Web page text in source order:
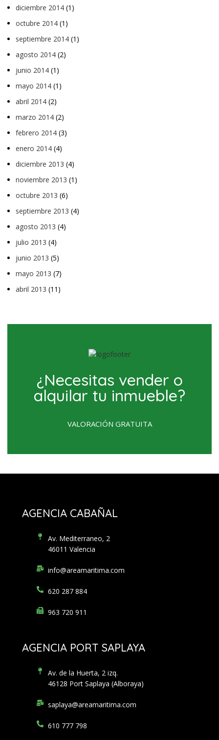
diciembre 2014 (1)
octubre 2014 (1)
septiembre 2014 (1)
agosto 2014 (2)
junio 2014 (1)
mayo 2014 (1)
abril 2014 (2)
marzo 2014 (2)
febrero 2014 (3)
enero 2014 (4)
diciembre 2013 (4)
noviembre 2013 (1)
octubre 2013 (6)
septiembre 2013 (4)
agosto 2013 (4)
julio 2013 (4)
junio 2013 (5)
mayo 2013 (7)
abril 2013 (11)
¿Necesitas vender o
alquilar tu inmueble?
VALORACIÓN GRATUITA
AGENCIA CABAÑAL
Av. Mediterraneo, 2
46011 Valencia
info@areamaritima.com
620 287 884
963 720 911
AGENCIA PORT SAPLAYA
Av. de la Huerta, 2 izq.
46128 Port Saplaya (Alboraya)
saplaya@areamaritima.com
610 777 798